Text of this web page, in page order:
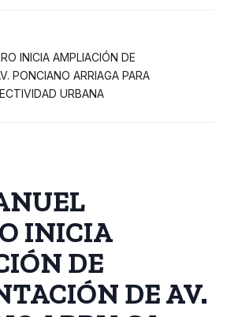
INICIA AMPLIACIÓN DE
PONCIANO ARRIAGA PARA
URBANA
INICIA
DE
DE AV.